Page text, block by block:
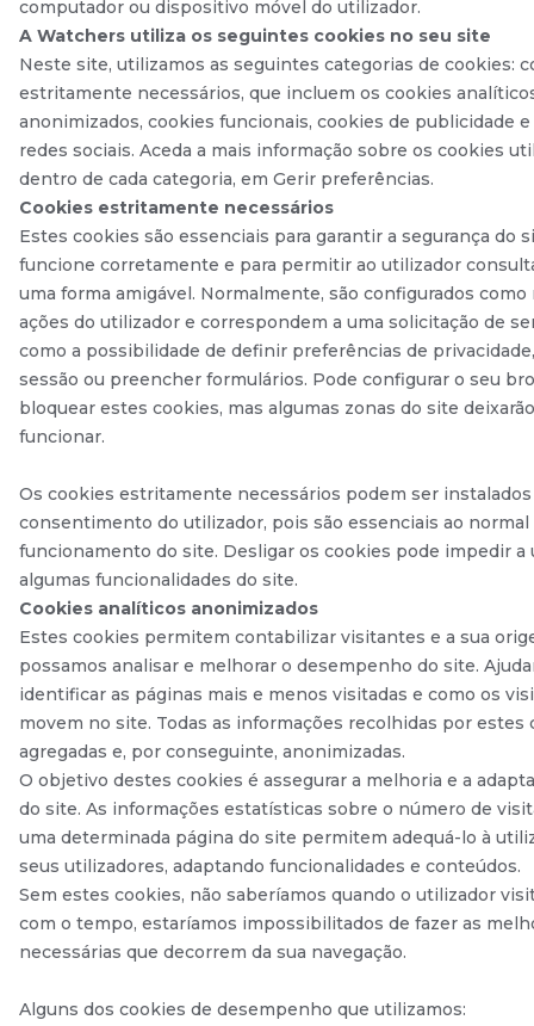
computador ou dispositivo móvel do utilizador.
A Watchers utiliza os seguintes cookies no seu site
Neste site, utilizamos as seguintes categorias de cookies:
estritamente necessários, que incluem os cookies
anonimizados, cookies funcionais, cookies de publicidade
redes sociais. Aceda a mais informação sobre os cookies
dentro de cada categoria, em Gerir preferências.
Cookies estritamente necessários
Estes cookies são essenciais para garantir a segurança do
funcione corretamente e para permitir ao utilizador
uma forma amigável. Normalmente, são configurados como
ações do utilizador e correspondem a uma solicitação de
como a possibilidade de definir preferências de
sessão ou preencher formulários. Pode configurar o seu
bloquear estes cookies, mas algumas zonas do site
funcionar.
Os cookies estritamente necessários podem ser
consentimento do utilizador, pois são essenciais ao normal
funcionamento do site. Desligar os cookies pode impedir a
algumas funcionalidades do site.
Cookies analíticos anonimizados
Estes cookies permitem contabilizar visitantes e a sua
possamos analisar e melhorar o desempenho do site.
identificar as páginas mais e menos visitadas e como os
movem no site. Todas as informações recolhidas por estes
agregadas e, por conseguinte, anonimizadas.
O objetivo destes cookies é assegurar a melhoria e a
do site. As informações estatísticas sobre o número de
uma determinada página do site permitem adequá-lo à
seus utilizadores, adaptando funcionalidades e conteúdos.
Sem estes cookies, não saberíamos quando o utilizador
com o tempo, estaríamos impossibilitados de fazer as
necessárias que decorrem da sua navegação.
Alguns dos cookies de desempenho que utilizamos: